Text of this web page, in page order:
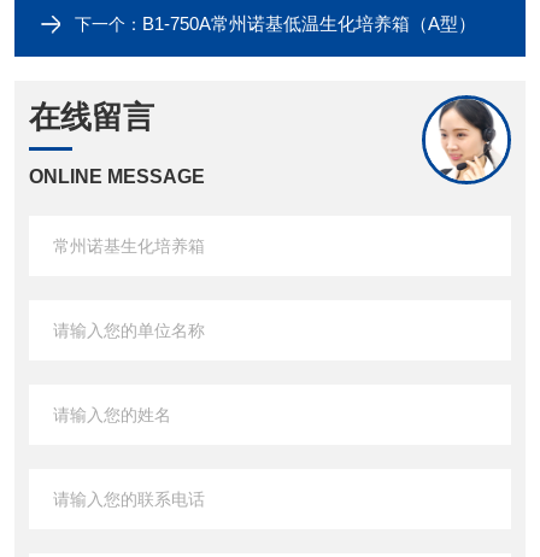
下一个： B1-750A常州诺基低温生化培养箱（A型）
在线留言
ONLINE MESSAGE